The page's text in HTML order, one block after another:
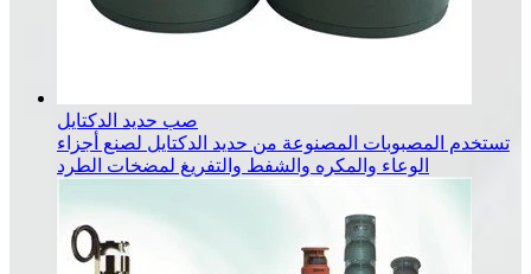
صب حديد الدكتايل
تستخدم المصبوبات المصنوعة من حديد الدكتايل لصنع أجزاء
الوعاء والمكره والشفط والتفريغ لمضخات الطرد